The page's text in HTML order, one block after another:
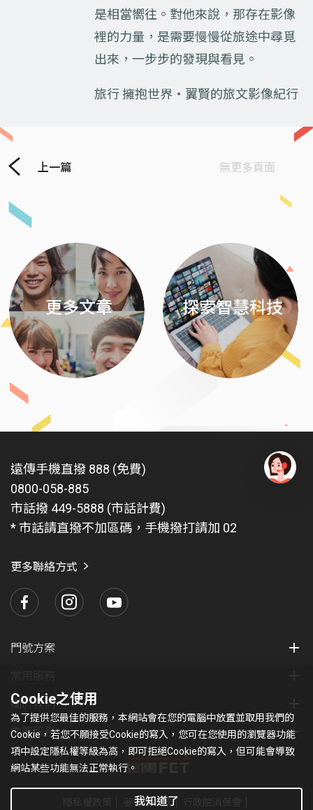
是相當嚮往。對他來說，那存在影像
裡的力量，是需要慢慢從旅途中尋覓
出來，一步步的發現與看見。
旅行 擁抱世界‧翼賢的旅文影像紀行
上一篇 無更多頁面
更多文章 探索智慧科技
Next
遠傳手機直撥 888 (免費)
0800-058-885
市話撥 449-5888 (市話計費)
* 市話請直撥不加區碼，手機撥打請加 02
更多聯絡方式
門號方案
關於我們
集團服務
著作權條款
Cookie之使用
為了提供您最佳的服務，本網站會在您的電腦中放置並取用我們的
Cookie，若您不願接受Cookie的寫入，您可在您使用的瀏覽器功能
項中設定隱私權等級為高，即可拒絕Cookie的寫入，但可能會導致
網站某些功能無法正常執行。
我知道了